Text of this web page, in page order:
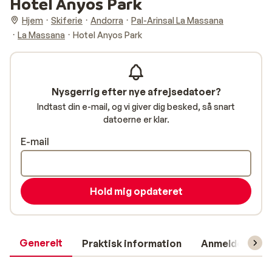
Hjem Skiferie Andorra
Pal-Arinsal La Massana
La Massana
Hotel Anyos Park
Generelt Praktisk information Anmeldelser
Nysgerrig efter nye afrejsedatoer?
Indtast din e-mail, og vi giver dig besked, så snart
datoerne er klar.
E-mail
Hold mig opdateret